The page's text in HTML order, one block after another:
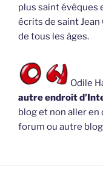
plus saint évêques
écrits de saint
de tous les âges.
Odile
autre endroit
blog et non aller en
forum ou autre